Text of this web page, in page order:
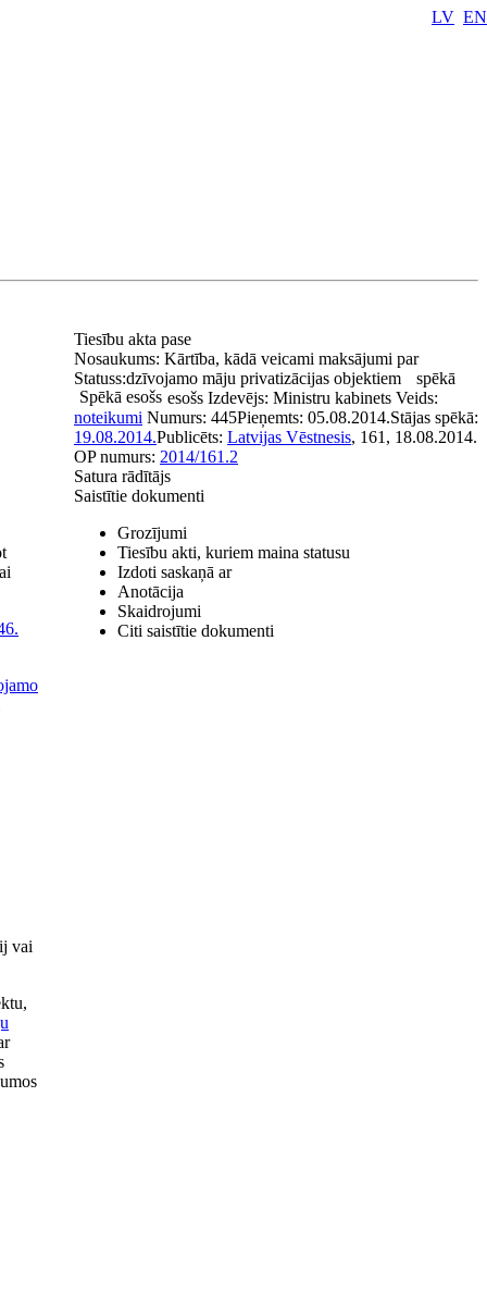
LV EN
vai
Tiesību akta pase
Nosaukums: Kārtība, kādā veicami maksājumi par
dzīvojamo māju privatizācijas objektiem
Statuss:
Spēkā esošs
spēkā
esošs Izdevējs: Ministru kabinets Veids:
noteikumi Numurs: 445Pieņemts: 05.08.2014.Stājas spēkā:
19.08.2014.Publicēts: Latvijas Vēstnesis, 161, 18.08.2014.
OP numurs: 2014/161.2
Satura rādītājs
Saistītie dokumenti
Grozījumi
Tiesību akti, kuriem maina statusu
Izdoti saskaņā ar
Anotācija
Skaidrojumi
Citi saistītie dokumenti